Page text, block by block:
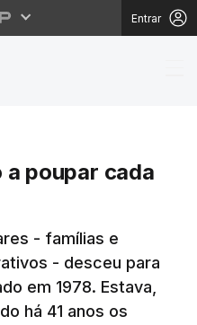
Entrar
estão a
poupar cada
- famílias e
- desceu para
em 1978. Estava,
há 41 anos os